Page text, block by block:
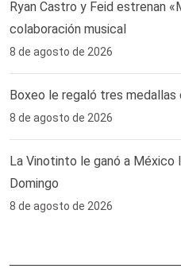
Ryan Castro y Feid estrenan
colaboración musical
8 de agosto de 2026
Boxeo le regaló tres medallas
8 de agosto de 2026
La Vinotinto le ganó a México
Domingo
8 de agosto de 2026